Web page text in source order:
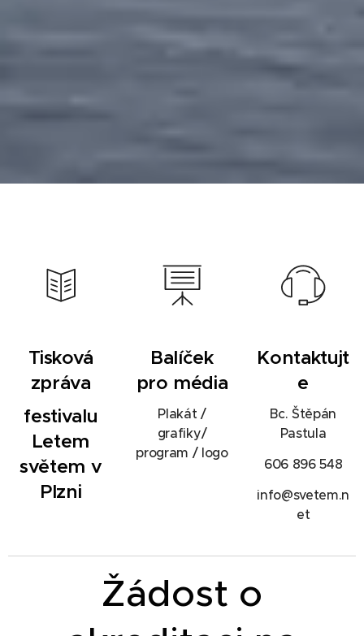
Tisková
zpráva
festivalu
Letem
světem v
Plzni
Balíček
pro média
Plakát /
grafiky/
program / logo
Kontaktujt
e
Bc. Štěpán
Pastula
606 896 548
info@svetem.n
et
Žádost o